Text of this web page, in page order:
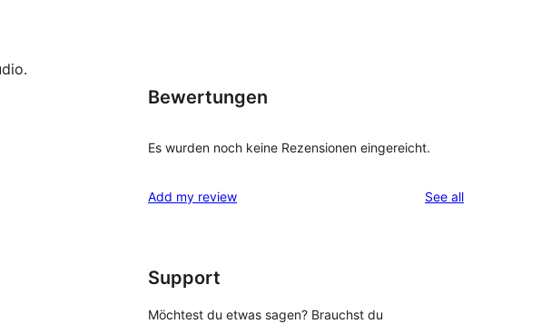
Bewertungen
Es wurden noch keine Rezensionen eingereicht.
Add my review See allreviews
Support
Möchtest du etwas sagen? Brauchst du